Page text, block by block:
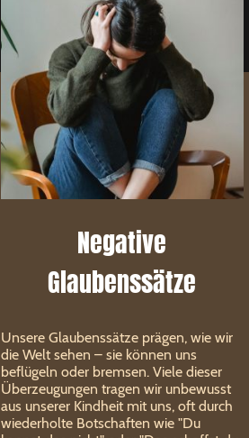
Negative
Glaubenssätze
Unsere Glaubenssätze prägen, wie wir
die Welt sehen – sie können uns
beflügeln oder bremsen. Viele dieser
Überzeugungen tragen wir unbewusst
aus unserer Kindheit mit uns, oft durch
wiederholte Botschaften wie "Du